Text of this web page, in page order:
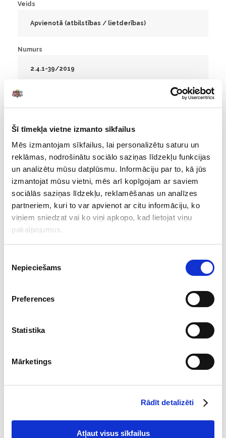
Šī tīmekļa vietne izmanto sīkfailus
Mēs izmantojam sīkfailus, lai personalizētu saturu un
reklāmas, nodrošinātu sociālo saziņas līdzekļu funkcijas
un analizētu mūsu datplūsmu. Informāciju par to, kā jūs
izmantojat mūsu vietni, mēs arī kopīgojam ar saviem
sociālās saziņas līdzekļu, reklamēšanas un analīzes
partneriem, kuri to var apvienot ar citu informāciju, ko
viņiem sniedzat vai ko viņi apkopo, kad lietojat viņu
pakalpojumus.
izvēle
Nepieciešams
Preferences
Statistika
Mārketings
Rādīt detalizēti
Atļaut visus sīkfailus
Veids
Apvienotā (atbilstības / lietderības)
Numurs
2.4.1-39/2019
Departments
Publiskošanas datums
15.09.2020.
Revidējamais laika posms
01.01.2014.-31.12.2019.
Lēmuma pieņemšanas datums
Revīzijas apjomā iekļautās
Bauskas novads, Jēkabpils novads, Jelgavas novads,
Kuldīgas novads, Līvānu novads, Preiļu novads, Tukuma
novads, Dienvidkurzemes novads